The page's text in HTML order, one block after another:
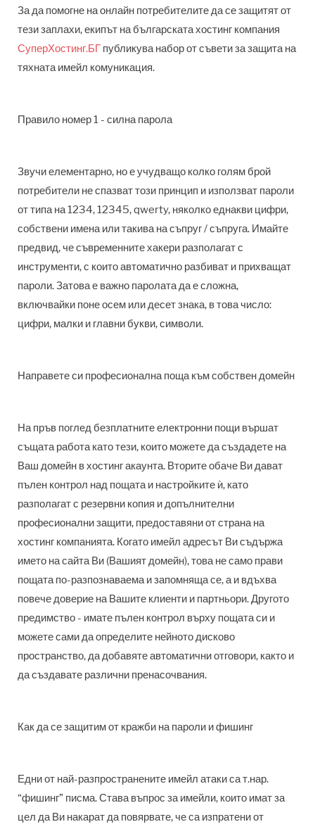
За да помогне на онлайн потребителите да се защитят от
тези заплахи, екипът на българската хостинг компания
СуперХостинг.БГ публикува набор от съвети за защита на
тяхната имейл комуникация.
Правило номер 1 - силна парола
Звучи елементарно, но е учудващо колко голям брой
потребители не спазват този принцип и използват пароли
от типа на 1234, 12345, qwerty, няколко еднакви цифри,
собствени имена или такива на съпруг / съпруга. Имайте
предвид, че съвременните хакери разполагат с
инструменти, с които автоматично разбиват и прихващат
пароли. Затова е важно паролата да е сложна,
включвайки поне осем или десет знака, в това число:
цифри, малки и главни букви, символи.
Направете си професионална поща към собствен домейн
На пръв поглед безплатните електронни пощи вършат
същата работа като тези, които можете да създадете на
Ваш домейн в хостинг акаунта. Вторите обаче Ви дават
пълен контрол над пощата и настройките ѝ, като
разполагат с резервни копия и допълнителни
професионални защити, предоставяни от страна на
хостинг компанията. Когато имейл адресът Ви съдържа
името на сайта Ви (Вашият домейн), това не само прави
пощата по-разпознаваема и запомняща се, а и вдъхва
повече доверие на Вашите клиенти и партньори. Другото
предимство - имате пълен контрол върху пощата си и
можете сами да определите нейното дисково
пространство, да добавяте автоматични отговори, както и
да създавате различни пренасочвания.
Как да се защитим от кражби на пароли и фишинг
Едни от най-разпространените имейл атаки са т.нар.
“фишинг” писма. Става въпрос за имейли, които имат за
цел да Ви накарат да повярвате, че са изпратени от